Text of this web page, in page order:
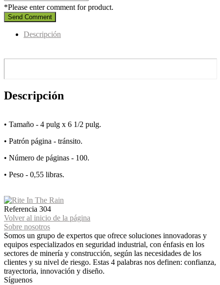
*Please enter comment for product.
Send Comment
Descripción
Descripción
• Tamaño - 4 pulg x 6 1/2 pulg.
• Patrón página - tránsito.
• Número de páginas - 100.
• Peso - 0,55 libras.
Referencia 304
Volver al inicio de la página
Sobre nosotros
Somos un grupo de expertos que ofrece soluciones innovadoras y
equipos especializados en seguridad industrial, con énfasis en los
sectores de minería y construcción, según las necesidades de los
clientes y su nivel de riesgo. Estas 4 palabras nos definen: confianza,
trayectoria, innovación y diseño.
Síguenos